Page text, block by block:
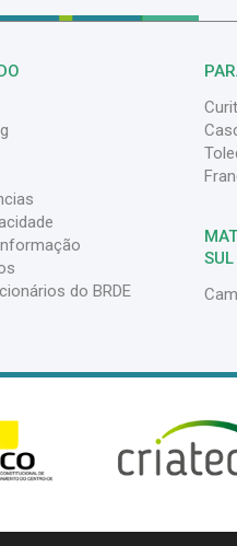
do BRDE
SUL